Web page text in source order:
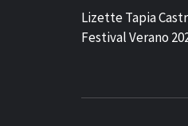
Lizette Tapia
Festival Verano